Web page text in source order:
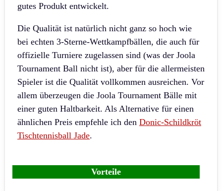
gutes Produkt entwickelt.
Die Qualität ist natürlich nicht ganz so hoch wie
bei echten 3-Sterne-Wettkampfbällen, die auch für
offizielle Turniere zugelassen sind (was der Joola
Tournament Ball nicht ist), aber für die allermeisten
Spieler ist die Qualität vollkommen ausreichen. Vor
allem überzeugen die Joola Tournament Bälle mit
einer guten Haltbarkeit. Als Alternative für einen
ähnlichen Preis empfehle ich den Donic-Schildkröt
Tischtennisball Jade.
Vorteile